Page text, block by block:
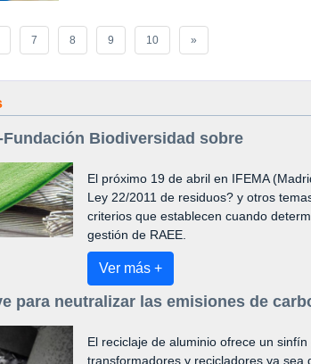
7 8 9 10 »
Fundación Biodiversidad sobre
El próximo 19 de abril en IFEMA
Ley 22/2011 de residuos? y otros
criterios que establecen cuando
gestión de RAEE.
Ver más +
para neutralizar las emisiones de
El reciclaje de aluminio ofrece un
transformadores y recicladores ya sea